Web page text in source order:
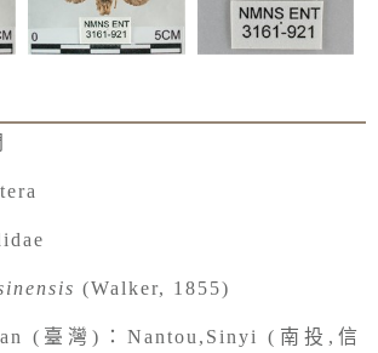
(Walker, 1855)
(臺灣)：Nantou,Sinyi (南投,信